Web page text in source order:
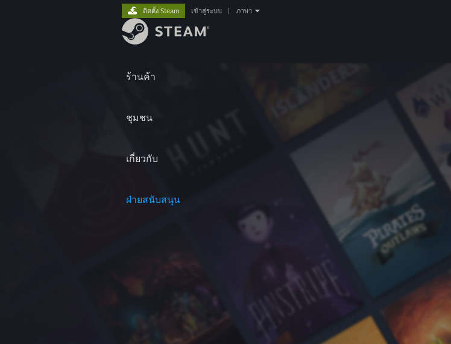
ร้านค้า
ชุมชน
เกี่ยวกับ
ฝ่ายสนับสนุน
ติดตั้ง Steam เข้าสู่ระบบ ภาษา